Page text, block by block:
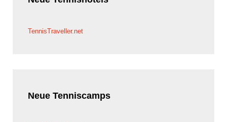
TennisTraveller.net
Neue Tenniscamps